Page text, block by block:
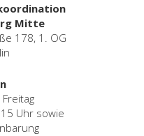
Mitte
178, 1. OG
Uhr sowie